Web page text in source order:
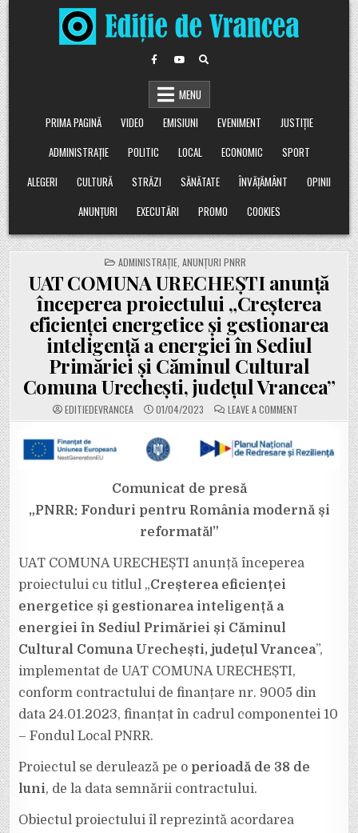
Skip
to
content
MENU
PRIMA PAGINĂ
VIDEO EMISIUNI EVENIMENT
JUSTIȚIE
ADMINISTRAȚIE
POLITIC LOCAL ECONOMIC
SPORT
ALEGERI
CULTURĂ STRĂZI SĂNĂTATE ÎNVĂȚĂMÂNT
OPINII
ANUNȚURI
EXECUTĂRI PROMO COOKIES
POSTED
IN
ADMINISTRAȚIE, ANUNȚURI PNRR
UAT COMUNA URECHEȘTI anunță
începerea proiectului „Creșterea
eficienței energetice și gestionarea
inteligență a energiei în Sediul
Primăriei și Căminul Cultural
Comuna Urechești, județul Vrancea”
EDITIEDEVRANCEA 01/04/2023 LEAVE A COMMENTON
UAT
ANUNȚĂ
ÎNCEPEREA
ȘI
GESTIONAREA
SEDIUL
PRIMĂRIEI
Comunicat de presă
„PNRR: Fonduri pentru România modernă și
reformată!”
UAT COMUNA URECHEȘTI anunță începerea
proiectului cu titlul „Creșterea eficienței
energetice și gestionarea inteligență a
energiei în Sediul Primăriei și Căminul
Cultural Comuna Urechești, județul Vrancea”,
implementat de UAT COMUNA URECHEȘTI,
conform contractului de finanțare nr. 9005 din
data 24.01.2023, finanțat în cadrul componentei 10
– Fondul Local PNRR.
Proiectul se derulează pe o perioadă de 38 de
luni, de la data semnării contractului.
Obiectul proiectului îl reprezintă acordarea